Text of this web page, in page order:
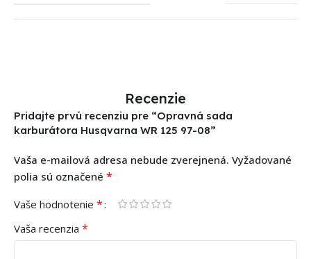
Recenzie
Pridajte prvú recenziu pre “Opravná sada
karburátora Husqvarna WR 125 97-08”
Vaša e-mailová adresa nebude zverejnená. Vyžadované
polia sú označené *
Vaše hodnotenie *
Vaša recenzia *